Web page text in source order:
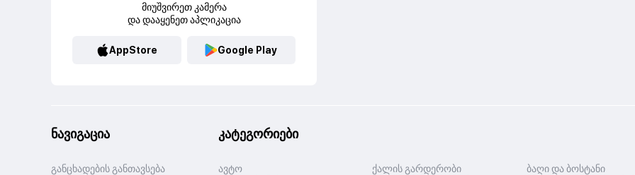
მიუშვირეთ კამერა
და დააყენეთ აპლიკაცია
AppStore Google Play
ნავიგაცია
განცხადების განთავსება
კატეგორიები
ავტო
ქალის გარდერობი
ბაღი და ბოსტანი